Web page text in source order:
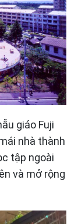
giáo Fuji
nhà thành
tập ngoài
và mở rộng